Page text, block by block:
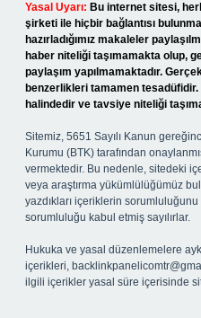
Yasal Uyarı: Bu internet sitesi,
şirketi ile hiçbir bağlantısı
hazırladığımız makaleler
haber niteliği taşımamakta olup,
paylaşım yapılmamaktadır.
benzerlikleri tamamen
halindedir ve tavsiye niteliği
Sitemiz, 5651 Sayılı Kanun
Kurumu (BTK) tarafından
vermektedir. Bu nedenle, sitedeki
veya araştırma yükümlülüğümüz
yazdıkları içeriklerin
sorumluluğu kabul etmiş sayılırlar.
Hukuka ve yasal düzenlemelere
içerikleri,
ilgili içerikler yasal süre içerisinde